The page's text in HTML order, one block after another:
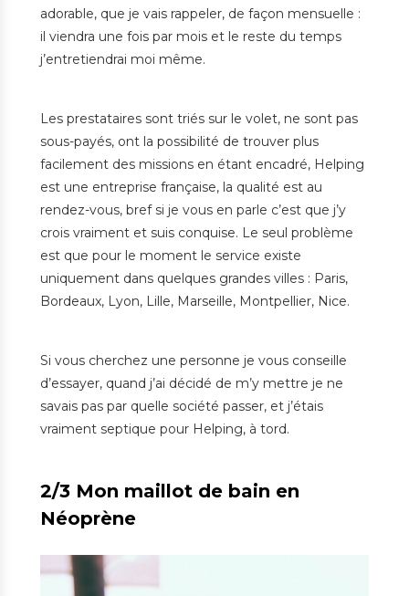
adorable, que je vais rappeler, de façon mensuelle :
il viendra une fois par mois et le reste du temps
j’entretiendrai moi même.
Les prestataires sont triés sur le volet, ne sont pas
sous-payés, ont la possibilité de trouver plus
facilement des missions en étant encadré, Helping
est une entreprise française, la qualité est au
rendez-vous, bref si je vous en parle c’est que j’y
crois vraiment et suis conquise. Le seul problème
est que pour le moment le service existe
uniquement dans quelques grandes villes : Paris,
Bordeaux, Lyon, Lille, Marseille, Montpellier, Nice.
Si vous cherchez une personne je vous conseille
d’essayer, quand j’ai décidé de m’y mettre je ne
savais pas par quelle société passer, et j’étais
vraiment septique pour Helping, à tord.
2/3 Mon maillot de bain en
Néoprène